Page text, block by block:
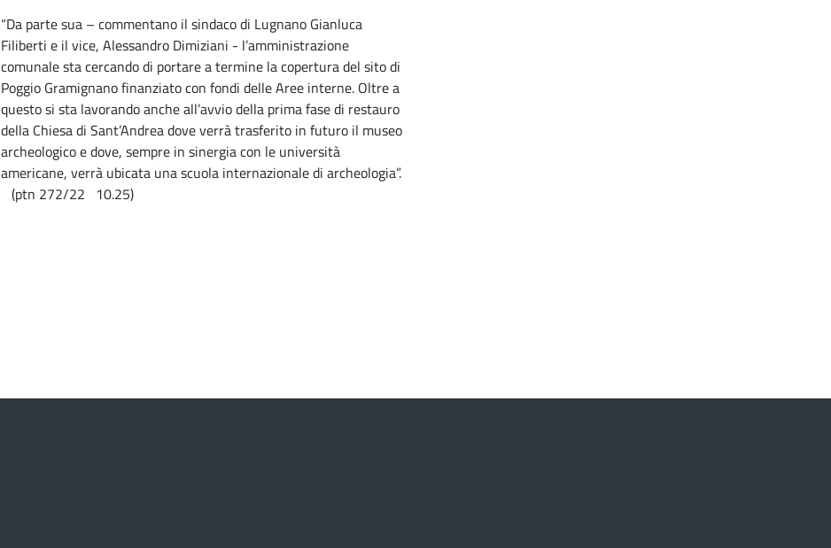
“Da parte sua – commentano il sindaco di Lugnano Gianluca
Filiberti e il vice, Alessandro Dimiziani - l’amministrazione
comunale sta cercando di portare a termine la copertura del sito di
Poggio Gramignano finanziato con fondi delle Aree interne. Oltre a
questo si sta lavorando anche all’avvio della prima fase di restauro
della Chiesa di Sant’Andrea dove verrà trasferito in futuro il museo
archeologico e dove, sempre in sinergia con le università
americane, verrà ubicata una scuola internazionale di archeologia”.
(ptn 272/22 10.25)